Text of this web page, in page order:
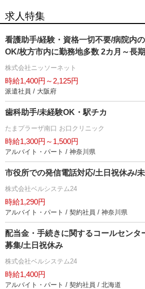
求人特集
看護助手/経験・資格一切不要/病院内
OK/枚方市内に勤務地多数 2カ月～長期
株式会社ニッソーネット
時給1,400円～2,125円
派遣社員 / 大阪府
歯科助手/未経験OK・駅チカ
たまプラーザ南口 お口クリニック
時給1,300円～1,500円
アルバイト・パート / 神奈川県
市役所での発信電話対応/土日祝休み/
株式会社ベルシステム24
時給1,290円
アルバイト・パート / 契約社員 / 神奈川県
配当金・手続きに関するコールセンタ
募集/土日祝休み
株式会社ベルシステム24
時給1,400円
アルバイト・パート / 契約社員 / 北海道